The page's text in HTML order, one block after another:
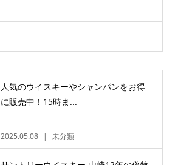
人気のウイスキーやシャンパンをお得
に販売中！15時ま...
2025.05.08 未分類